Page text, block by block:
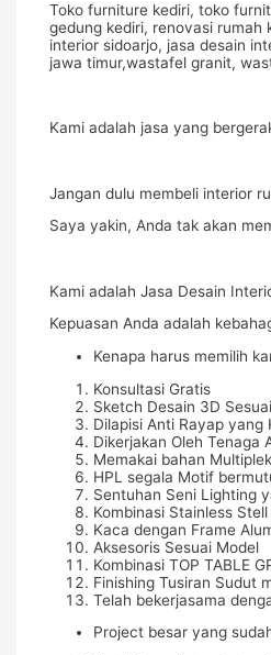
Toko furniture kediri, toko
gedung kediri, renovasi rumah
interior sidoarjo, jasa desain
jawa timur,wastafel granit,
Kami adalah jasa yang
Jangan dulu membeli interior
Saya yakin, Anda tak akan
Kami adalah Jasa Desain
Kepuasan Anda adalah
Kenapa harus memilih
Konsultasi Gratis
Sketch Desain 3D
Dilapisi Anti Rayap yang
Dikerjakan Oleh Tenaga
Memakai bahan
HPL segala Motif
Sentuhan Seni Lighting
Kombinasi Stainless
Kaca dengan Frame
Aksesoris Sesuai Model
Kombinasi TOP TABLE
Finishing Tusiran Sudut
Telah bekerjasama
Project besar yang